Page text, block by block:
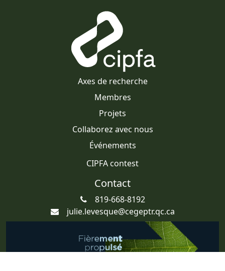
Axes de recherche
Membres
Projets
Collaborez avec nous
Événements
CIPFA contest
Contact
819-668-8192
julie.levesque@cegeptr.qc.ca